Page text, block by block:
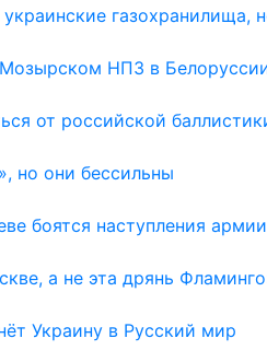
газохранилища,
НПЗ в
от российской
но они бессильны
боятся наступления
а не эта дрянь
Украину в Русский мир